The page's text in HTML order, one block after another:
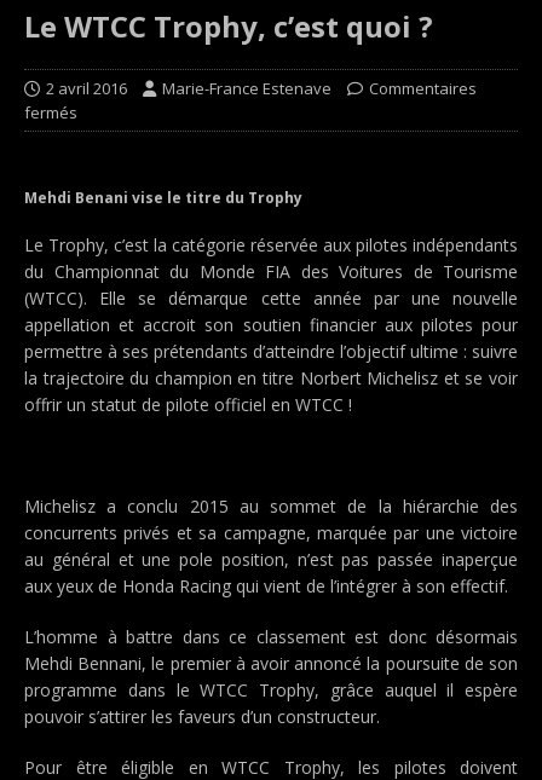
Le WTCC Trophy, c’est quoi ?
2 avril 2016 Marie-France Estenave
Commentaires
fermés
Mehdi Benani vise le titre du Trophy
Le Trophy, c’est la catégorie réservée aux pilotes indépendants
du Championnat du Monde FIA des Voitures de Tourisme
(WTCC). Elle se démarque cette année par une nouvelle
appellation et accroit son soutien financier aux pilotes pour
permettre à ses prétendants d’atteindre l’objectif ultime : suivre
la trajectoire du champion en titre Norbert Michelisz et se voir
offrir un statut de pilote officiel en WTCC !
Michelisz a conclu 2015 au sommet de la hiérarchie des
concurrents privés et sa campagne, marquée par une victoire
au général et une pole position, n’est pas passée inaperçue
aux yeux de Honda Racing qui vient de l’intégrer à son effectif.
L’homme à battre dans ce classement est donc désormais
Mehdi Bennani, le premier à avoir annoncé la poursuite de son
programme dans le WTCC Trophy, grâce auquel il espère
pouvoir s’attirer les faveurs d’un constructeur.
Pour être éligible en WTCC Trophy, les pilotes doivent